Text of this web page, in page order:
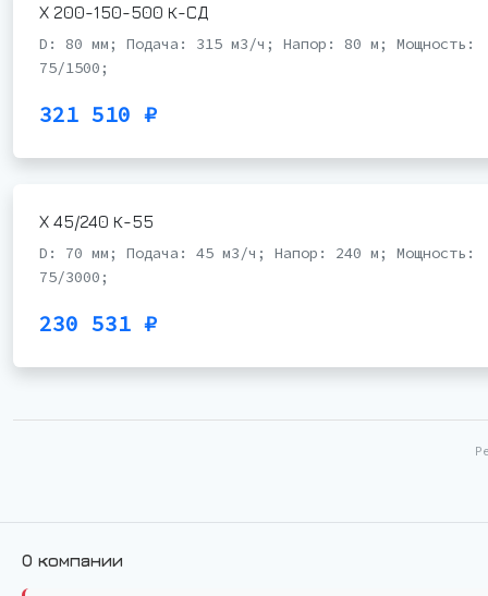
Х 200-150-500 К-СД
D: 80 мм; Подача: 315 м3/ч; Напор: 80 м; Мощность:
75/1500;
321 510 ₽
Х 45/240 К-55
D: 70 мм; Подача: 45 м3/ч; Напор: 240 м; Мощность:
75/3000;
230 531 ₽
О компании